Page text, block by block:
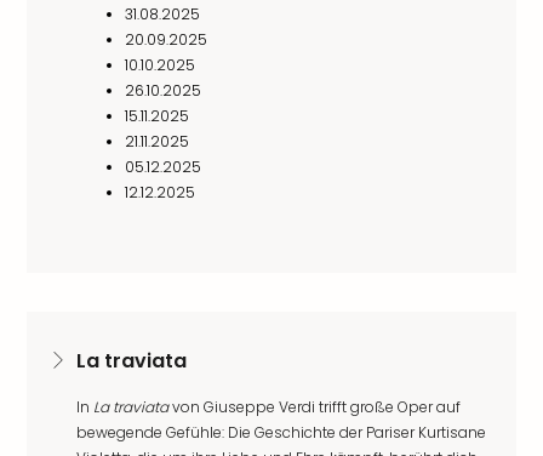
31.08.2025
20.09.2025
10.10.2025
26.10.2025
15.11.2025
21.11.2025
05.12.2025
12.12.2025
La traviata
In La traviatavon Giuseppe Verdi trifft große Oper auf
bewegende Gefühle: Die Geschichte der Pariser Kurtisane